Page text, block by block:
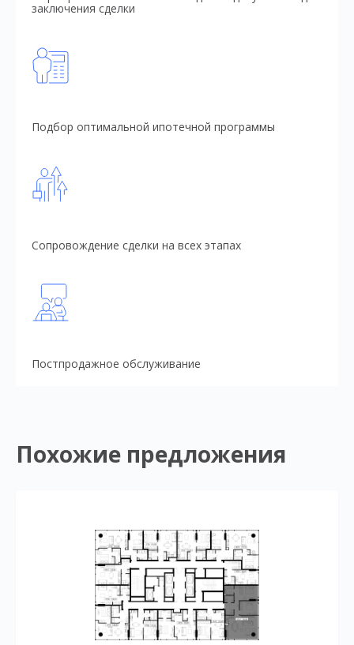
заключения сделки
Подбор оптимальной ипотечной программы
Сопровождение сделки на всех этапах
Постпродажное обслуживание
Похожие предложения